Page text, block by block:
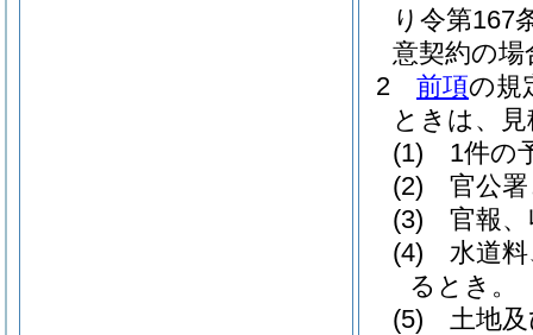
り令第167
意契約の
2
前項の規
ときは、
(1)
1件の
(2)
官公
(3)
官報
(4)
水道
るとき。
(5)
土地